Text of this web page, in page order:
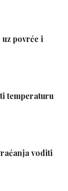
povrće i
temperaturu
voditi